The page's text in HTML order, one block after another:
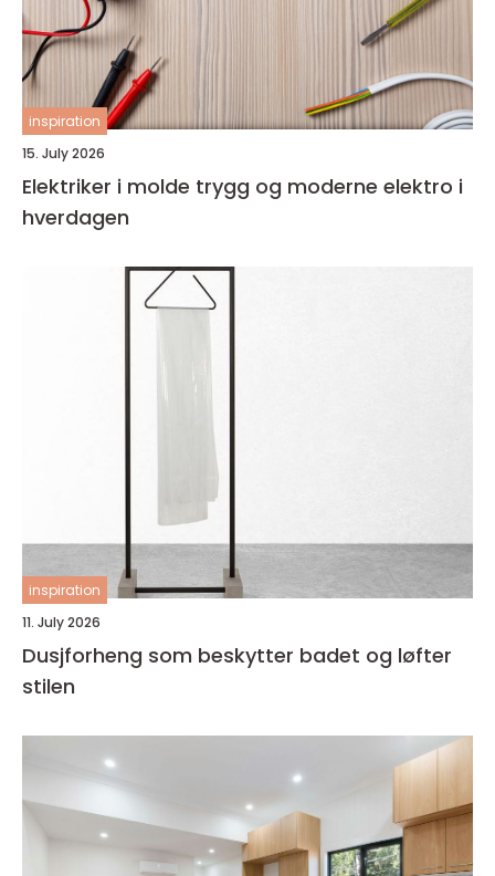
inspiration
15. July 2026
Elektriker i molde trygg og moderne elektro i
hverdagen
inspiration
11. July 2026
Dusjforheng som beskytter badet og løfter
stilen